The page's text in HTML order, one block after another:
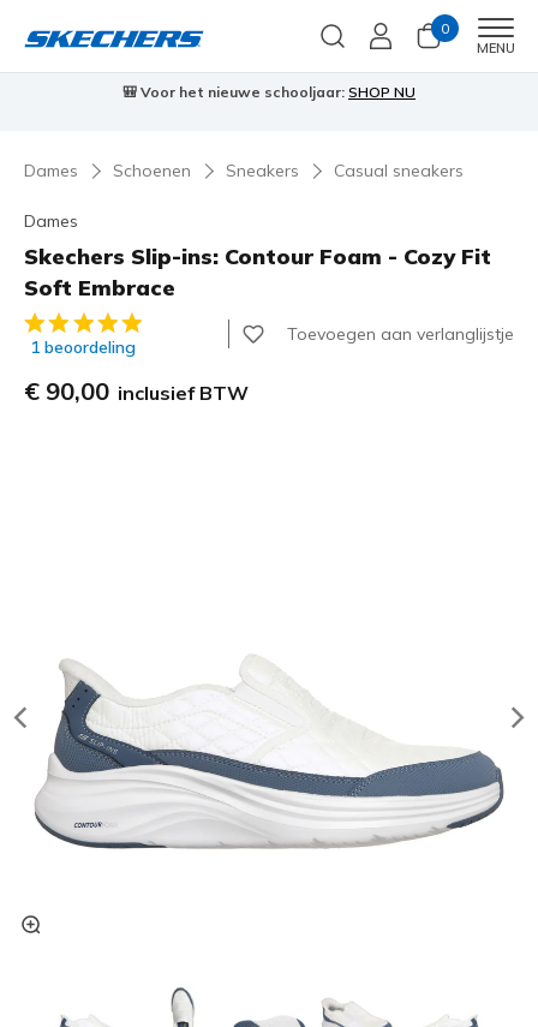
0
MENU
Skechers VIP:45 dagen retourrecht voor leden
Dames Schoenen Sneakers Casual sneakers
Dames
Skechers Slip-ins: Contour Foam - Cozy Fit
Soft Embrace
3,6 van de 5 klantbeoordelingen
1 beoordeling
Toevoegen aan verlanglijstje
€ 90,00 inclusief BTW